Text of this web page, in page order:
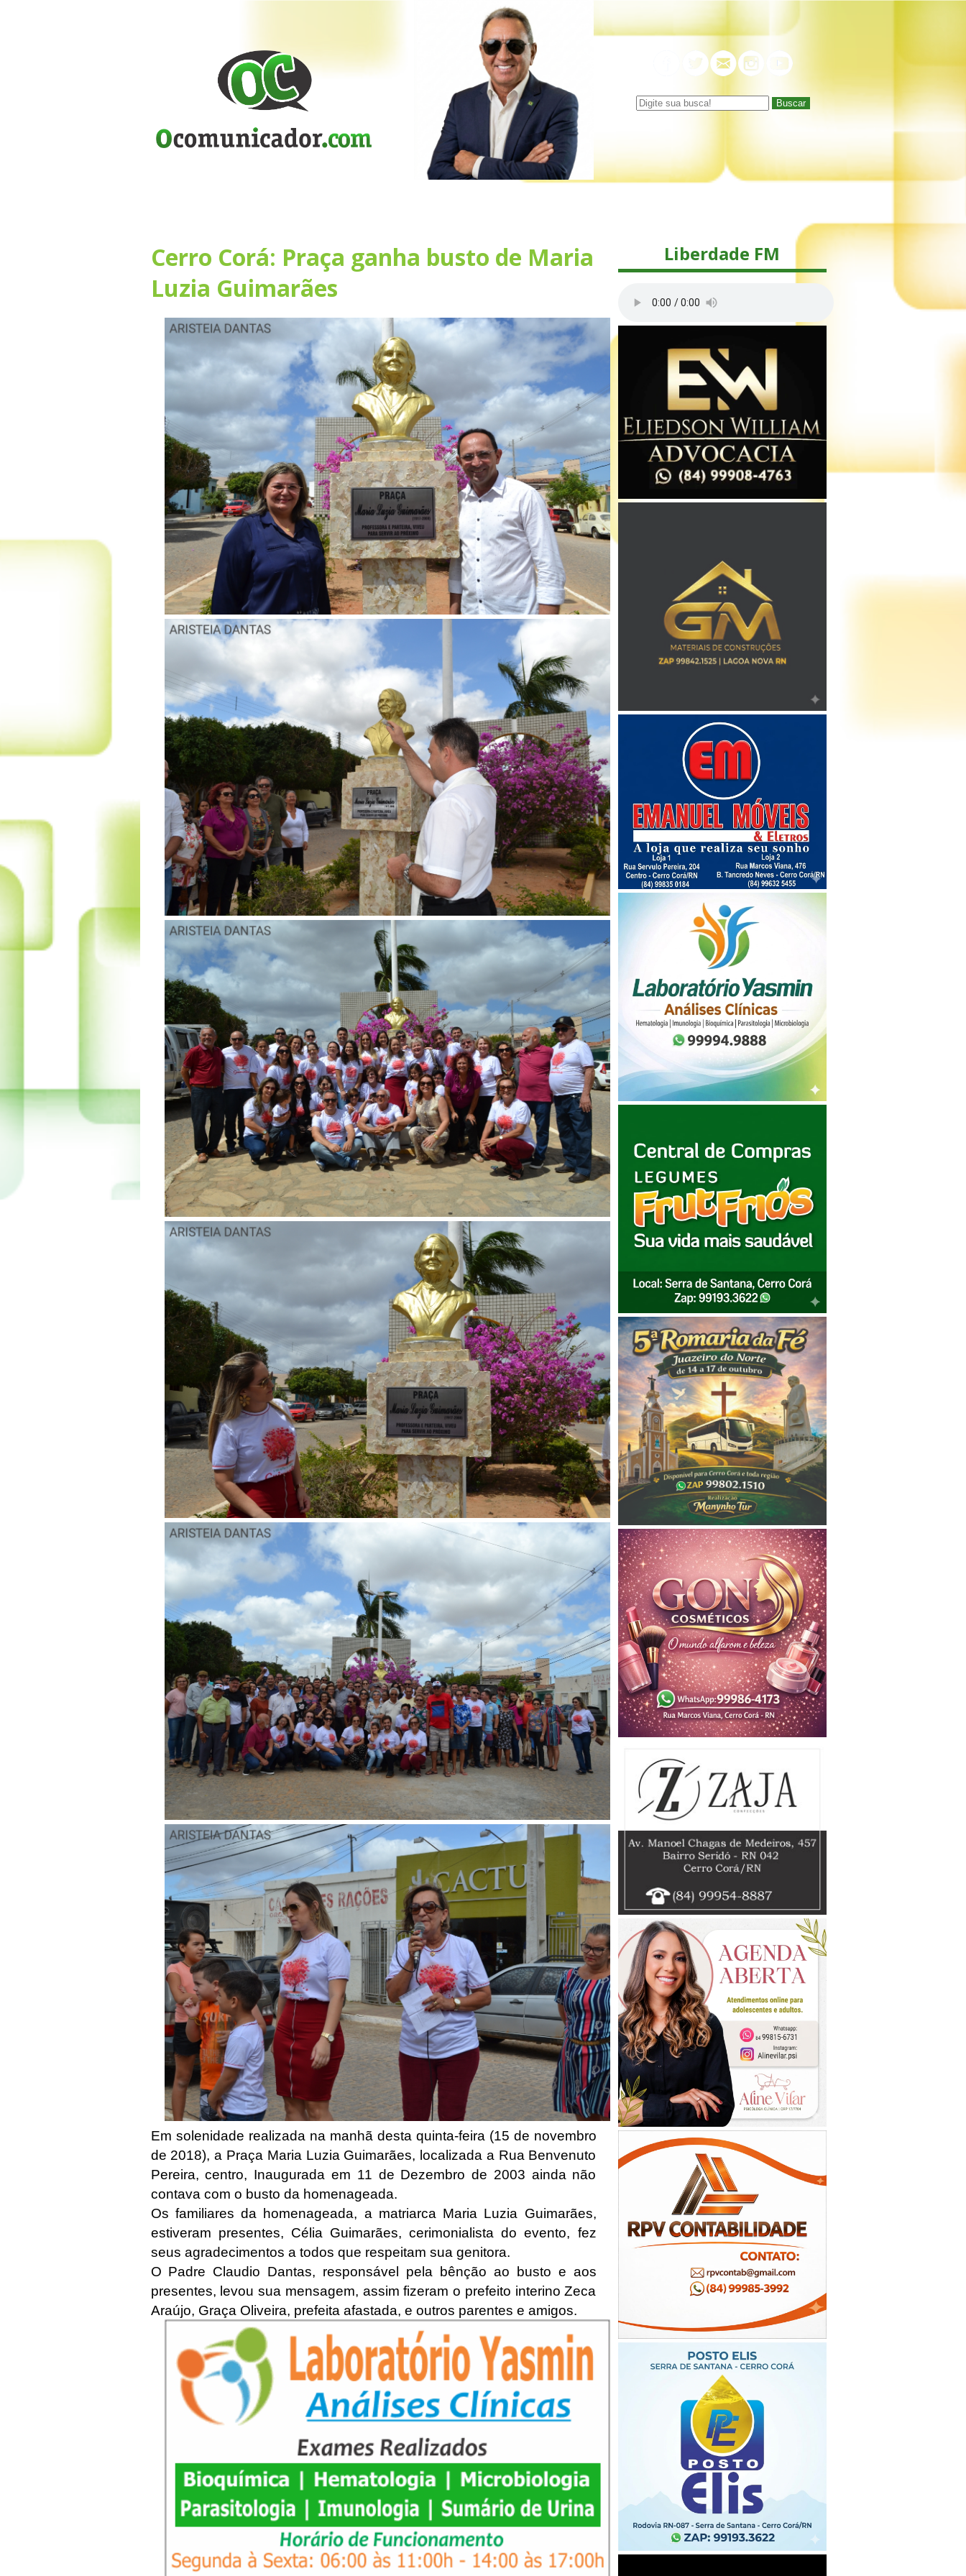
Buscar
Cerro Corá: Praça ganha busto de Maria
Luzia Guimarães
Em solenidade realizada na manhã desta quinta-feira (15 de novembro
de 2018), a Praça Maria Luzia Guimarães, localizada a Rua Benvenuto
Pereira, centro, Inaugurada em 11 de Dezembro de 2003 ainda não
contava com o busto da homenageada.
Os familiares da homenageada, a matriarca Maria Luzia Guimarães,
estiveram presentes, Célia Guimarães, cerimonialista do evento, fez
seus agradecimentos a todos que respeitam sua genitora.
O Padre Claudio Dantas, responsável pela bênção ao busto e aos
presentes, levou sua mensagem, assim fizeram o prefeito interino Zeca
Araújo, Graça Oliveira, prefeita afastada, e outros parentes e amigos.
Liberdade FM